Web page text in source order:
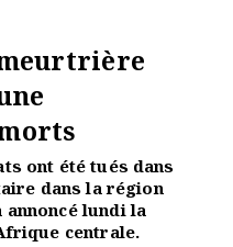
ont été tués dans
dans la région
annoncé lundi la
centrale.